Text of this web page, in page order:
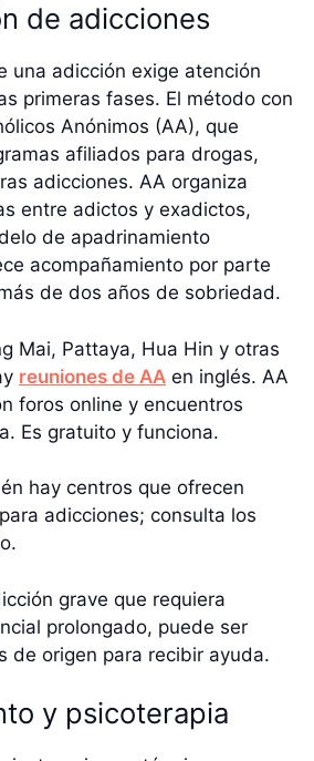
de adicciones
una adicción exige atención
primeras fases. El método con
Anónimos (AA), que
afiliados para drogas,
adicciones. AA organiza
entre adictos y exadictos,
de apadrinamiento
acompañamiento por parte
de dos años de sobriedad.
Mai, Pattaya, Hua Hin y otras
reuniones de AA en inglés. AA
foros online y encuentros
Es gratuito y funciona.
hay centros que ofrecen
adicciones; consulta los
grave que requiera
prolongado, puede ser
de origen para recibir ayuda.
y psicoterapia